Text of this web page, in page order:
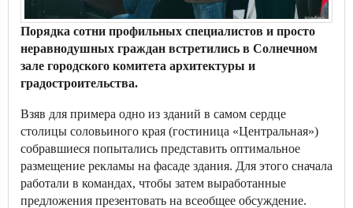
Порядка сотни профильных специалистов и просто
неравнодушных граждан встретились в Солнечном
зале городского комитета архитектуры и
градостроительства.
Взяв для примера одно из зданий в самом сердце
столицы соловьиного края (гостиница «Центральная»)
собравшиеся попытались представить оптимальное
размещение рекламы на фасаде здания. Для этого сначала
работали в командах, чтобы затем выработанные
предложения презентовать на всеобщее обсуждение.